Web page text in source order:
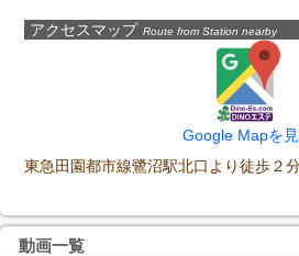
アクセスマップ Route from Station nearby
Google Mapを
東急田園都市線鷺沼駅北口より徒歩２
動画一覧